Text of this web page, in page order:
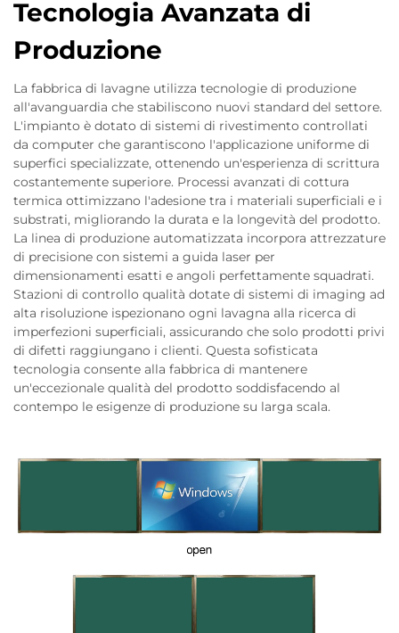
Tecnologia Avanzata di
Produzione
La fabbrica di lavagne utilizza tecnologie di produzione
all'avanguardia che stabiliscono nuovi standard del settore.
L'impianto è dotato di sistemi di rivestimento controllati
da computer che garantiscono l'applicazione uniforme di
superfici specializzate, ottenendo un'esperienza di scrittura
costantemente superiore. Processi avanzati di cottura
termica ottimizzano l'adesione tra i materiali superficiali e i
substrati, migliorando la durata e la longevità del prodotto.
La linea di produzione automatizzata incorpora attrezzature
di precisione con sistemi a guida laser per
dimensionamenti esatti e angoli perfettamente squadrati.
Stazioni di controllo qualità dotate di sistemi di imaging ad
alta risoluzione ispezionano ogni lavagna alla ricerca di
imperfezioni superficiali, assicurando che solo prodotti privi
di difetti raggiungano i clienti. Questa sofisticata
tecnologia consente alla fabbrica di mantenere
un'eccezionale qualità del prodotto soddisfacendo al
contempo le esigenze di produzione su larga scala.